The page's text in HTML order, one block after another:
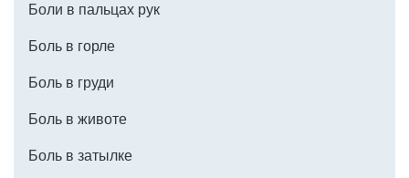
Боли в пальцах рук
Боль в горле
Боль в груди
Боль в животе
Боль в затылке